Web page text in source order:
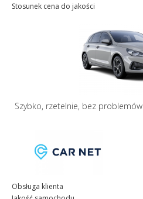
Stosunek cena do jakości
Szybko, rzetelnie, bez problemów.
Obsługa klienta